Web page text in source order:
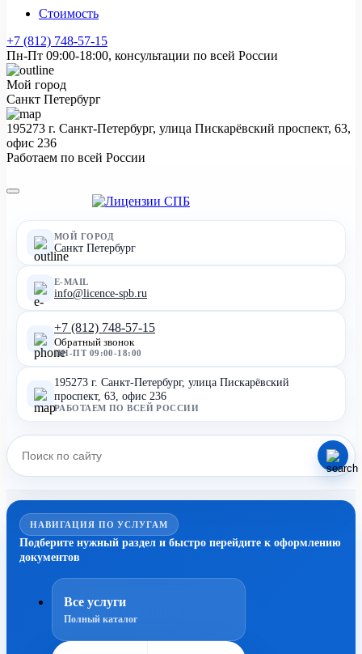
Стоимость
+7 (812) 748-57-15
Пн-Пт 09:00-18:00, консультации по всей России
Мой город
Санкт Петербург
195273 г. Санкт-Петербург, улица Пискарёвский проспект, 63,
офис 236
Работаем по всей России
МОЙ ГОРОД
Санкт Петербург
E-MAIL
info@licence-spb.ru
+7 (812) 748-57-15
Обратный звонок
ПН-ПТ 09:00-18:00
195273 г. Санкт-Петербург, улица Пискарёвский
проспект, 63, офис 236
РАБОТАЕМ ПО ВСЕЙ РОССИИ
НАВИГАЦИЯ ПО УСЛУГАМ
Подберите нужный раздел и быстро перейдите к оформлению
документов
Все услуги
Полный каталог